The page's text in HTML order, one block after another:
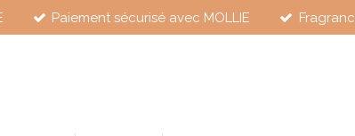
Paiement sécurisé avec MOLLIE